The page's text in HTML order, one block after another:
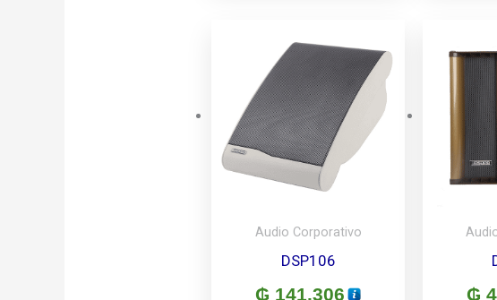
Audio Corporativo
DSP106
₲ 141.306 ₲